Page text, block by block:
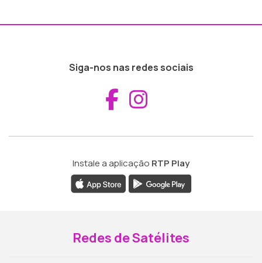
Siga-nos nas redes sociais
Aceder ao
Instale a aplicação RTP Play
Redes de Satélites